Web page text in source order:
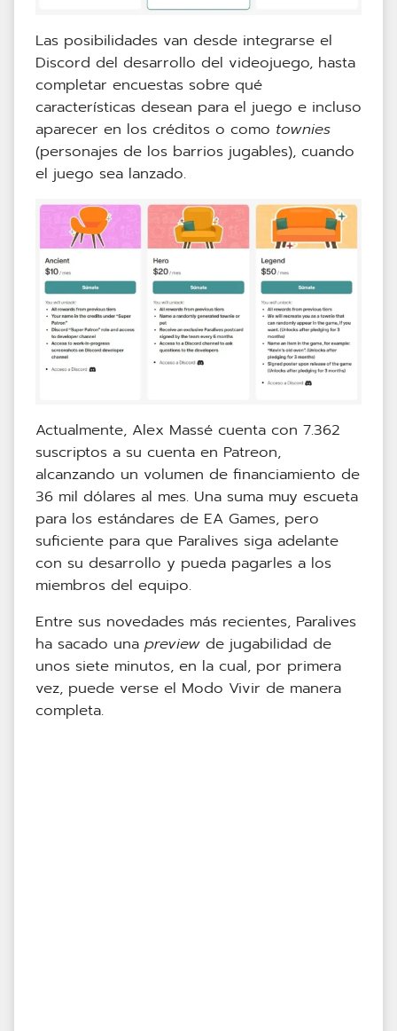
Las posibilidades van desde integrarse el
Discord del desarrollo del videojuego, hasta
completar encuestas sobre qué
características desean para el juego e incluso
aparecer en los créditos o como townies
(personajes de los barrios jugables), cuando
el juego sea lanzado.
Actualmente, Alex Massé cuenta con 7.362
suscriptos a su cuenta en Patreon,
alcanzando un volumen de financiamiento de
36 mil dólares al mes. Una suma muy escueta
para los estándares de EA Games, pero
suficiente para que Paralives siga adelante
con su desarrollo y pueda pagarles a los
miembros del equipo.
Entre sus novedades más recientes, Paralives
ha sacado una preview de jugabilidad de
unos siete minutos, en la cual, por primera
vez, puede verse el Modo Vivir de manera
completa.